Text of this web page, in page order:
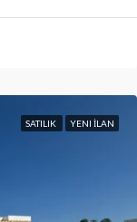
SATILIK YENI İLAN